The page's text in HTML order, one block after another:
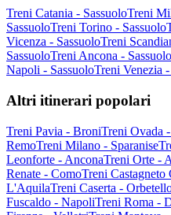
Treni Catania - SassuoloTreni
SassuoloTreni Torino - Sassuolo
Vicenza - SassuoloTreni
SassuoloTreni Ancona - Sassuolo
Napoli - SassuoloTreni Venezia
Altri itinerari popolari
Treni Pavia - BroniTreni Ovada
RemoTreni Milano - Sparanise
Leonforte - AnconaTreni Orte -
Renate - ComoTreni Castagneto
L'AquilaTreni Caserta -
Fuscaldo - NapoliTreni Roma -